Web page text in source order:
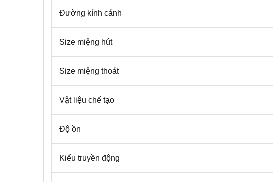
Đường kính cánh
Size miệng hút
Size miệng thoát
Vật liệu chế tạo
Độ ồn
Kiểu truyền động